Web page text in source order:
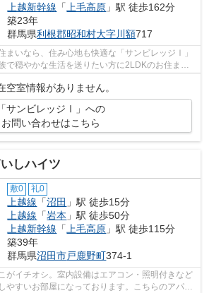
上越新幹線 「 上毛高原 」駅 徒歩162分
築23年
群馬県利根郡昭和村大字川額717
まいなら、住み心地も快適な「サンビレッジⅠ」
で穏やかな生活を送りたい方に2LDKのお住ま
との時間を過ごし...
空室情報がありません。
「サンビレッジⅠ」への
お問い合わせはこちら
しハイツ
敷0 礼0
上越線 「沼田 」駅 徒歩15分
上越線 「岩本 」駅 徒歩50分
上越新幹線 「 上毛高原 」駅 徒歩115分
築39年
群馬県沼田市戸鹿野町374-1
がイチオシ。室内設備はエアコン・照明付きなど
やすいお部屋になっております。こちらのアパー